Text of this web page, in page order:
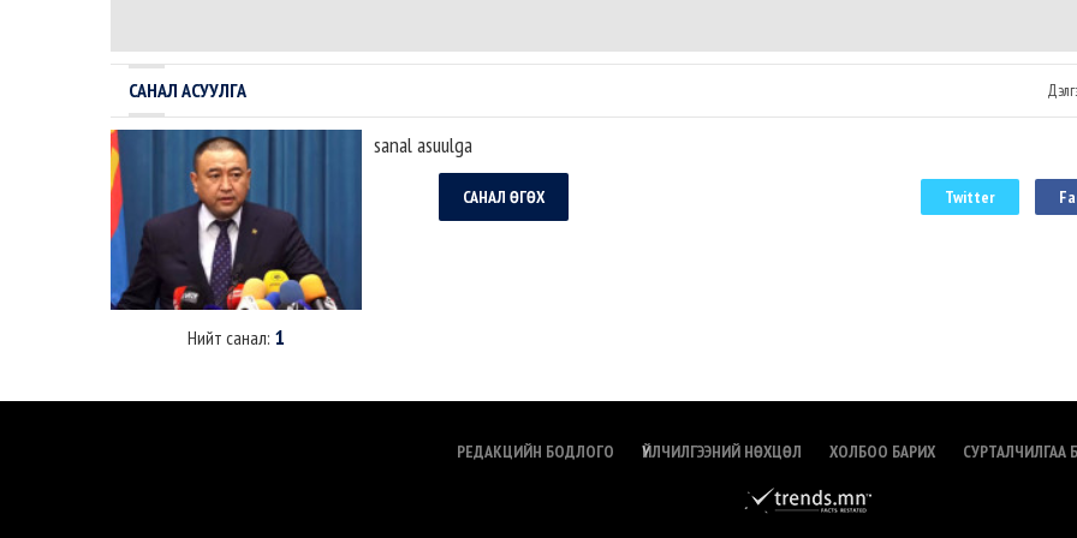
с..
САНАЛ АСУУЛГА
Нийт санал: 1
sanal asuulga
САНАЛ ӨГӨХ Twitter
РЕДАКЦИЙН БОДЛОГО ҮЙЛЧИЛГЭЭНИЙ НӨХЦӨЛ ХОЛБОО БАРИХ СУРТАЛЧИЛГАА